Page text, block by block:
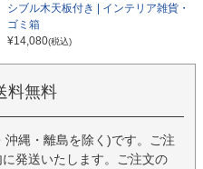
シブル木天板付き | インテリア雑貨・
ゴミ箱
¥14,080(税込)
料無料
沖縄・離島を除く)です。ご注
発送いたします。ご注文の